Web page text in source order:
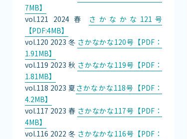
7MB】
vol.121 2024 春 さかなかな121号
【PDF:4MB】
vol.120 2023 冬 さかなかな120号【PDF：
1.91MB】
vol.119 2023 秋 さかなかな119号【PDF：
1.81MB】
vol.118 2023 夏 さかなかな118号【PDF：
4.2MB】
vol.117 2023 春 さかなかな117号【PDF：
4MB】
vol.116 2022 冬 さかなかな116号【PDF：